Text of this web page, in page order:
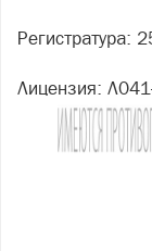
Регистратура:
Лицензия: